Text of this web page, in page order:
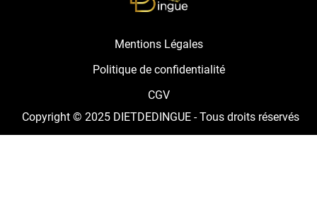
Mentions Légales
Politique de confidentialité
CGV
Copyright © 2025 DIETDEDINGUE - Tous droits réservés